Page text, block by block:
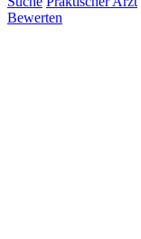
Bewerten